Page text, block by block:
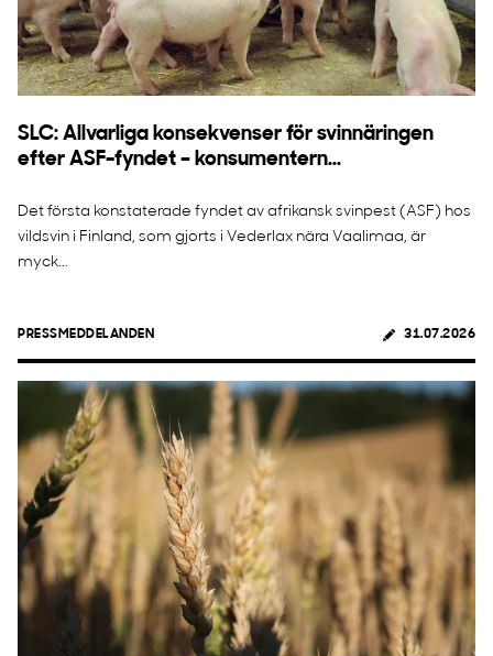
SLC: Allvarliga konsekvenser för svinnäringen
efter ASF-fyndet – konsumentern...
Det första konstaterade fyndet av afrikansk svinpest (ASF) hos
vildsvin i Finland, som gjorts i Vederlax nära Vaalimaa, är
myck...
PRESSMEDDELANDEN 31.07.2026